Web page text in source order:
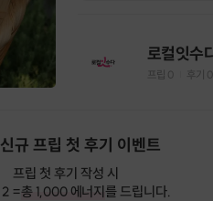
로컬잇수
프립 0 후기 0
신규 프립 첫 후기 이벤트
프립 첫 후기 작성 시
=총 1,000 에너지를 드립니다.